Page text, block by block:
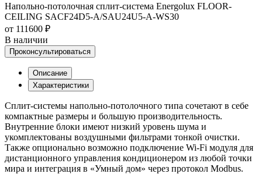
Напольно-потолочная сплит-система Energolux FLOOR-
CEILING SACF24D5-A/SAU24U5-A-WS30
от 111600 ₽
В наличии
Проконсультироваться
Описание
Характеристики
Сплит-системы напольно-потолочного типа сочетают в себе
компактные размеры и большую производительность.
Внутренние блоки имеют низкий уровень шума и
укомплектованы воздушными фильтрами тонкой очистки.
Также опционально возможно подключение Wi-Fi модуля для
дистанционного управления кондиционером из любой точки
мира и интеграция в «Умный дом» через протокол Modbus.